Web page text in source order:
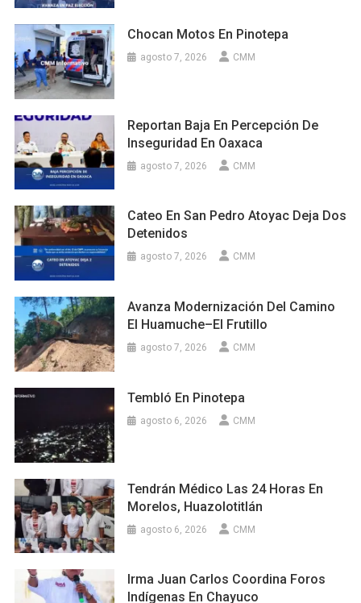
Chocan Motos En Pinotepa
agosto 7, 2026 CMM
Reportan Baja En Percepción De
Inseguridad En Oaxaca
agosto 7, 2026 CMM
Cateo En San Pedro Atoyac Deja Dos
Detenidos
agosto 7, 2026 CMM
Avanza Modernización Del Camino
El Huamuche–El Frutillo
agosto 7, 2026 CMM
Tembló En Pinotepa
agosto 6, 2026 CMM
Tendrán Médico Las 24 Horas En
Morelos, Huazolotitlán
agosto 6, 2026 CMM
Irma Juan Carlos Coordina Foros
Indígenas En Chayuco